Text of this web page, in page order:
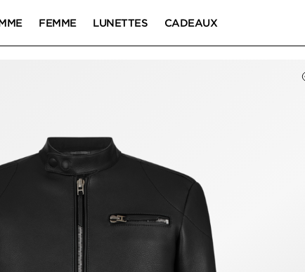
FEMME LUNETTES CADEAUX